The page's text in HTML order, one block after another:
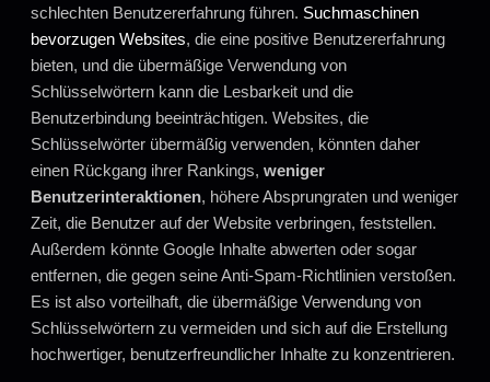
schlechten Benutzererfahrung führen. Suchmaschinen
bevorzugen Websites, die eine positive Benutzererfahrung
bieten, und die übermäßige Verwendung von
Schlüsselwörtern kann die Lesbarkeit und die
Benutzerbindung beeinträchtigen. Websites, die
Schlüsselwörter übermäßig verwenden, könnten daher
einen Rückgang ihrer Rankings, weniger
Benutzerinteraktionen, höhere Absprungraten und weniger
Zeit, die Benutzer auf der Website verbringen, feststellen.
Außerdem könnte Google Inhalte abwerten oder sogar
entfernen, die gegen seine Anti-Spam-Richtlinien verstoßen.
Es ist also vorteilhaft, die übermäßige Verwendung von
Schlüsselwörtern zu vermeiden und sich auf die Erstellung
hochwertiger, benutzerfreundlicher Inhalte zu konzentrieren.